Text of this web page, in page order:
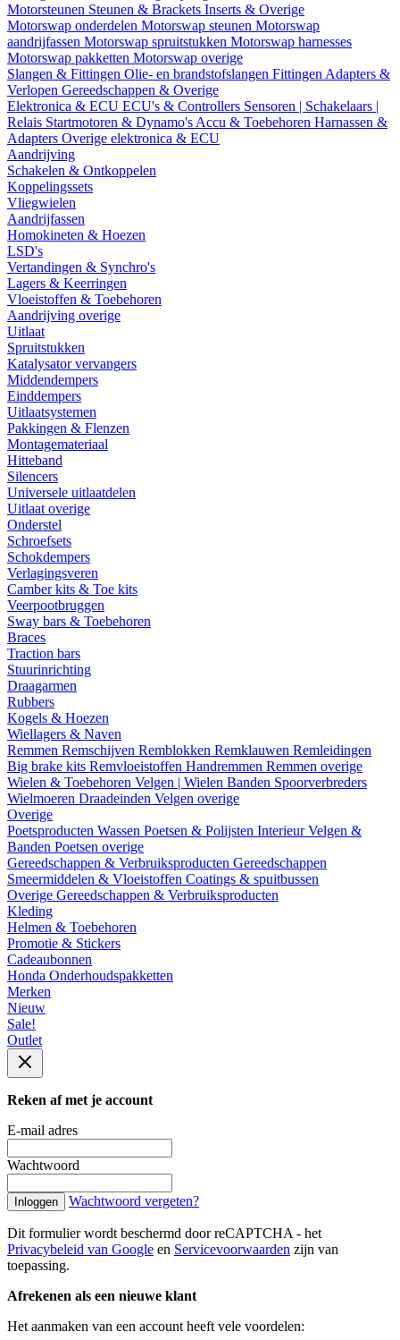
Motorsteunen Steunen & Brackets Inserts & Overige
Motorswap onderdelen Motorswap steunen Motorswap
aandrijfassen Motorswap spruitstukken Motorswap harnesses
Motorswap pakketten Motorswap overige
Slangen & Fittingen Olie- en brandstofslangen Fittingen Adapters &
Verlopen Gereedschappen & Overige
Elektronica & ECU ECU's & Controllers Sensoren | Schakelaars |
Relais Startmotoren & Dynamo's Accu & Toebehoren Harnassen &
Adapters Overige elektronica & ECU
Aandrijving
Schakelen & Ontkoppelen
Koppelingssets
Vliegwielen
Aandrijfassen
Homokineten & Hoezen
LSD's
Vertandingen & Synchro's
Lagers & Keerringen
Vloeistoffen & Toebehoren
Aandrijving overige
Uitlaat
Spruitstukken
Katalysator vervangers
Middendempers
Einddempers
Uitlaatsystemen
Pakkingen & Flenzen
Montagemateriaal
Hitteband
Silencers
Universele uitlaatdelen
Uitlaat overige
Onderstel
Schroefsets
Schokdempers
Verlagingsveren
Camber kits & Toe kits
Veerpootbruggen
Sway bars & Toebehoren
Braces
Traction bars
Stuurinrichting
Draagarmen
Rubbers
Kogels & Hoezen
Wiellagers & Naven
Remmen Remschijven Remblokken Remklauwen Remleidingen
Big brake kits Remvloeistoffen Handremmen Remmen overige
Wielen & Toebehoren Velgen | Wielen Banden Spoorverbreders
Wielmoeren Draadeinden Velgen overige
Overige
Poetsproducten Wassen Poetsen & Polijsten InterieurVelgen &
Banden Poetsen overige
Gereedschappen & Verbruiksproducten Gereedschappen
Smeermiddelen & Vloeistoffen Coatings & spuitbussen
Overige Gereedschappen & Verbruiksproducten
Kleding
Helmen & Toebehoren
Promotie & Stickers
Cadeaubonnen
Honda Onderhoudspakketten
Merken
Nieuw
Sale!
Outlet
Reken af met je account
E-mail adres
Wachtwoord
Inloggen Wachtwoord vergeten?
Dit formulier wordt beschermd door reCAPTCHA - het
Privacybeleid van Google en Servicevoorwaarden zijn van
toepassing.
Afrekenen als een nieuwe klant
Het aanmaken van een account heeft vele voordelen: